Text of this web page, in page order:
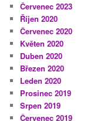
Červenec 2023
Říjen 2020
Červenec 2020
Květen 2020
Duben 2020
Březen 2020
Leden 2020
Prosinec 2019
Srpen 2019
Červenec 2019